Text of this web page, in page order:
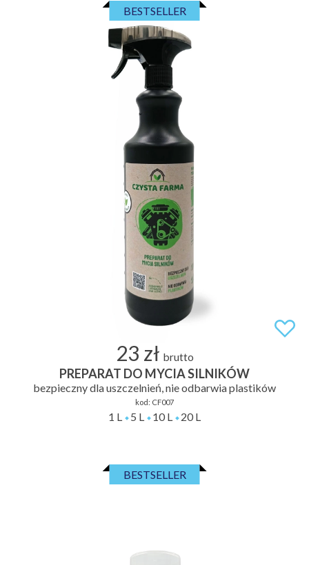
BESTSELLER
23 zł brutto
PREPARAT DO MYCIA SILNIKÓW
bezpieczny dla uszczelnień, nie odbarwia plastików
kod: CF007
1 L 5 L 10 L 20 L
BESTSELLER